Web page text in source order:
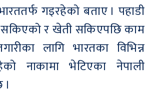
गइरहेको बताए । पहाडी
र खेती सकिएपछि काम
लागि भारतका विभिन्न
नाकामा भेटिएका नेपाली